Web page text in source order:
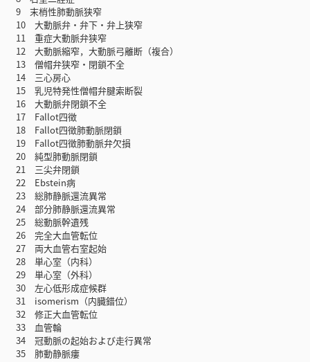
9 末梢性肺動脈狭窄
10 大動脈弁・弁下・弁上狭窄
11 重症大動脈弁狭窄
12 大動脈縮窄，大動脈弓離断（複合）
13 僧帽弁狭窄・閉鎖不全
14 三心房心
15 乳児特発性僧帽弁腱索断裂
16 大動脈弁閉鎖不全
17 Fallot四徴
18 Fallot四徴肺動脈閉鎖
19 Fallot四徴肺動脈弁欠損
20 純型肺動脈閉鎖
21 三尖弁閉鎖
22 Ebstein病
23 総肺静脈還流異常
24 部分肺静脈還流異常
25 総動脈幹遺残
26 完全大血管転位
27 両大血管右室起始
28 単心室（内科）
29 単心室（外科）
30 左心低形成症候群
31 isomerism（内臓錯位）
32 修正大血管転位
33 血管輪
34 冠動脈の起始および走行異常
35 肺動静脈瘻